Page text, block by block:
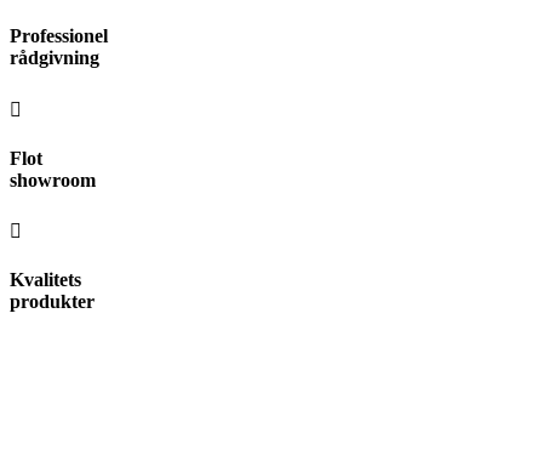
Videre
til
Professionel
rådgivning
Flot
showroom
Kvalitets
produkter